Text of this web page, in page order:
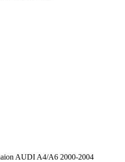
AUDI A4/A6 2000-2004